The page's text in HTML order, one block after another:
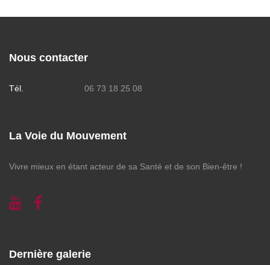
Nous contacter
Tél. 06 73 18 25 08
La Voie du Mouvement
Vivre mieux en étant acteur de sa Santé et de son Bien-être !
Dernière galerie